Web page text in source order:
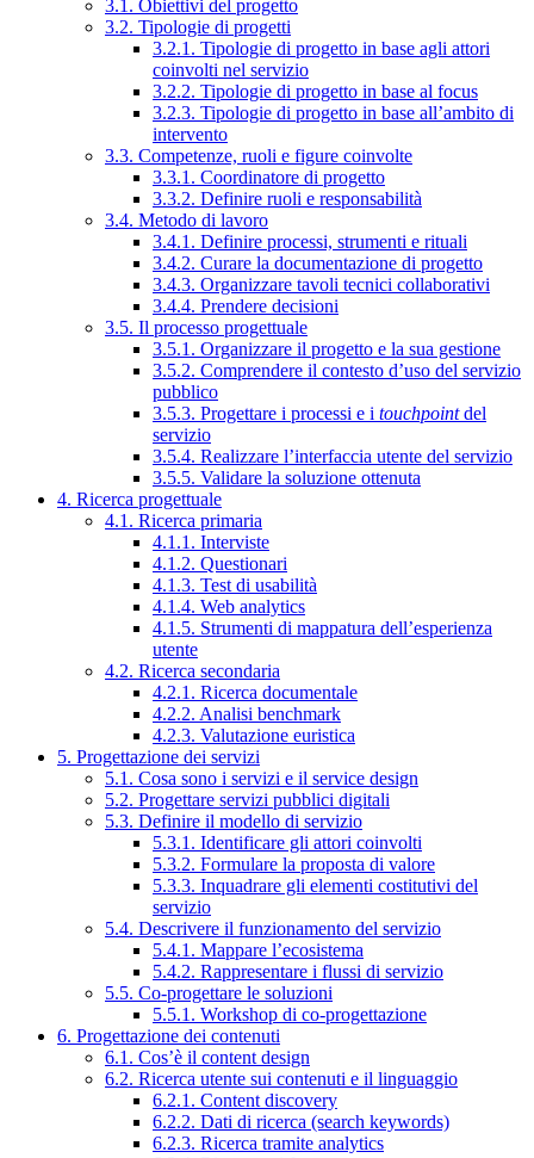
3.1. Obiettivi del progetto
3.2. Tipologie di progetti
3.2.1. Tipologie di progetto in base agli attori
coinvolti nel servizio
3.2.2. Tipologie di progetto in base al focus
3.2.3. Tipologie di progetto in base all’ambito di
intervento
3.3. Competenze, ruoli e figure coinvolte
3.3.1. Coordinatore di progetto
3.3.2. Definire ruoli e responsabilità
3.4. Metodo di lavoro
3.4.1. Definire processi, strumenti e rituali
3.4.2. Curare la documentazione di progetto
3.4.3. Organizzare tavoli tecnici collaborativi
3.4.4. Prendere decisioni
3.5. Il processo progettuale
3.5.1. Organizzare il progetto e la sua gestione
3.5.2. Comprendere il contesto d’uso del servizio
pubblico
3.5.3. Progettare i processi e i touchpointdel
servizio
3.5.4. Realizzare l’interfaccia utente del servizio
3.5.5. Validare la soluzione ottenuta
4. Ricerca progettuale
4.1. Ricerca primaria
4.1.1. Interviste
4.1.2. Questionari
4.1.3. Test di usabilità
4.1.4. Web analytics
4.1.5. Strumenti di mappatura dell’esperienza
utente
4.2. Ricerca secondaria
4.2.1. Ricerca documentale
4.2.2. Analisi benchmark
4.2.3. Valutazione euristica
5. Progettazione dei servizi
5.1. Cosa sono i servizi e il service design
5.2. Progettare servizi pubblici digitali
5.3. Definire il modello di servizio
5.3.1. Identificare gli attori coinvolti
5.3.2. Formulare la proposta di valore
5.3.3. Inquadrare gli elementi costitutivi del
servizio
5.4. Descrivere il funzionamento del servizio
5.4.1. Mappare l’ecosistema
5.4.2. Rappresentare i flussi di servizio
5.5. Co-progettare le soluzioni
5.5.1. Workshop di co-progettazione
6. Progettazione dei contenuti
6.1. Cos’è il content design
6.2. Ricerca utente sui contenuti e il linguaggio
6.2.1. Content discovery
6.2.2. Dati di ricerca (search keywords)
6.2.3. Ricerca tramite analytics